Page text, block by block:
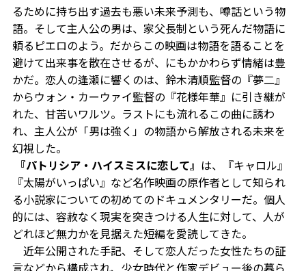
るために持ち出す過去も悪い未来予測も、噂話という物
語。そして主人公の男は、家父長制という死んだ物語に
頼るピエロのよう。だからこの映画は物語を語ることを
避けて出来事を散在させるが、にもかかわらず情緒は豊
かだ。恋人の逢瀬に響くのは、鈴木清順監督の『夢二』
からウォン・カーウァイ監督の『花様年華』に引き継が
れた、甘苦いワルツ。ラストにも流れるこの曲に誘わ
れ、主人公が「男は強く」の物語から解放される未来を
幻視した。
『パトリシア・ハイスミスに恋して』 は、『キャロル』
『太陽がいっぱい』など名作映画の原作者として知られ
る小説家についての初めてのドキュメンタリーだ。個人
的には、容赦なく現実を突きつける人生に対して、人が
どれほど無力かを見据えた短編を愛読してきた。
近年公開された手記、そして恋人だった女性たちの証
言などから構成され、少女時代と作家デビュー後の暮ら